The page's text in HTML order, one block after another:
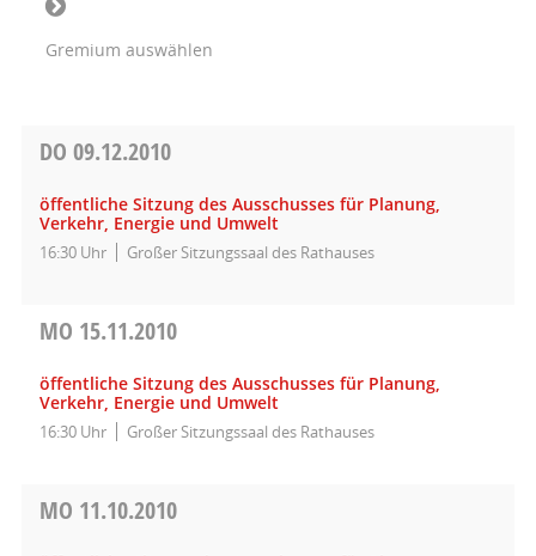
Gremium auswählen
DO 09.12.2010
öffentliche Sitzung des Ausschusses für Planung,
Verkehr, Energie und Umwelt
16:30 Uhr Großer Sitzungssaal des Rathauses
MO 15.11.2010
öffentliche Sitzung des Ausschusses für Planung,
Verkehr, Energie und Umwelt
16:30 Uhr Großer Sitzungssaal des Rathauses
MO 11.10.2010